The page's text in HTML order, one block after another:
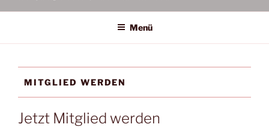
Menü
MITGLIED WERDEN
Jetzt Mitglied werden